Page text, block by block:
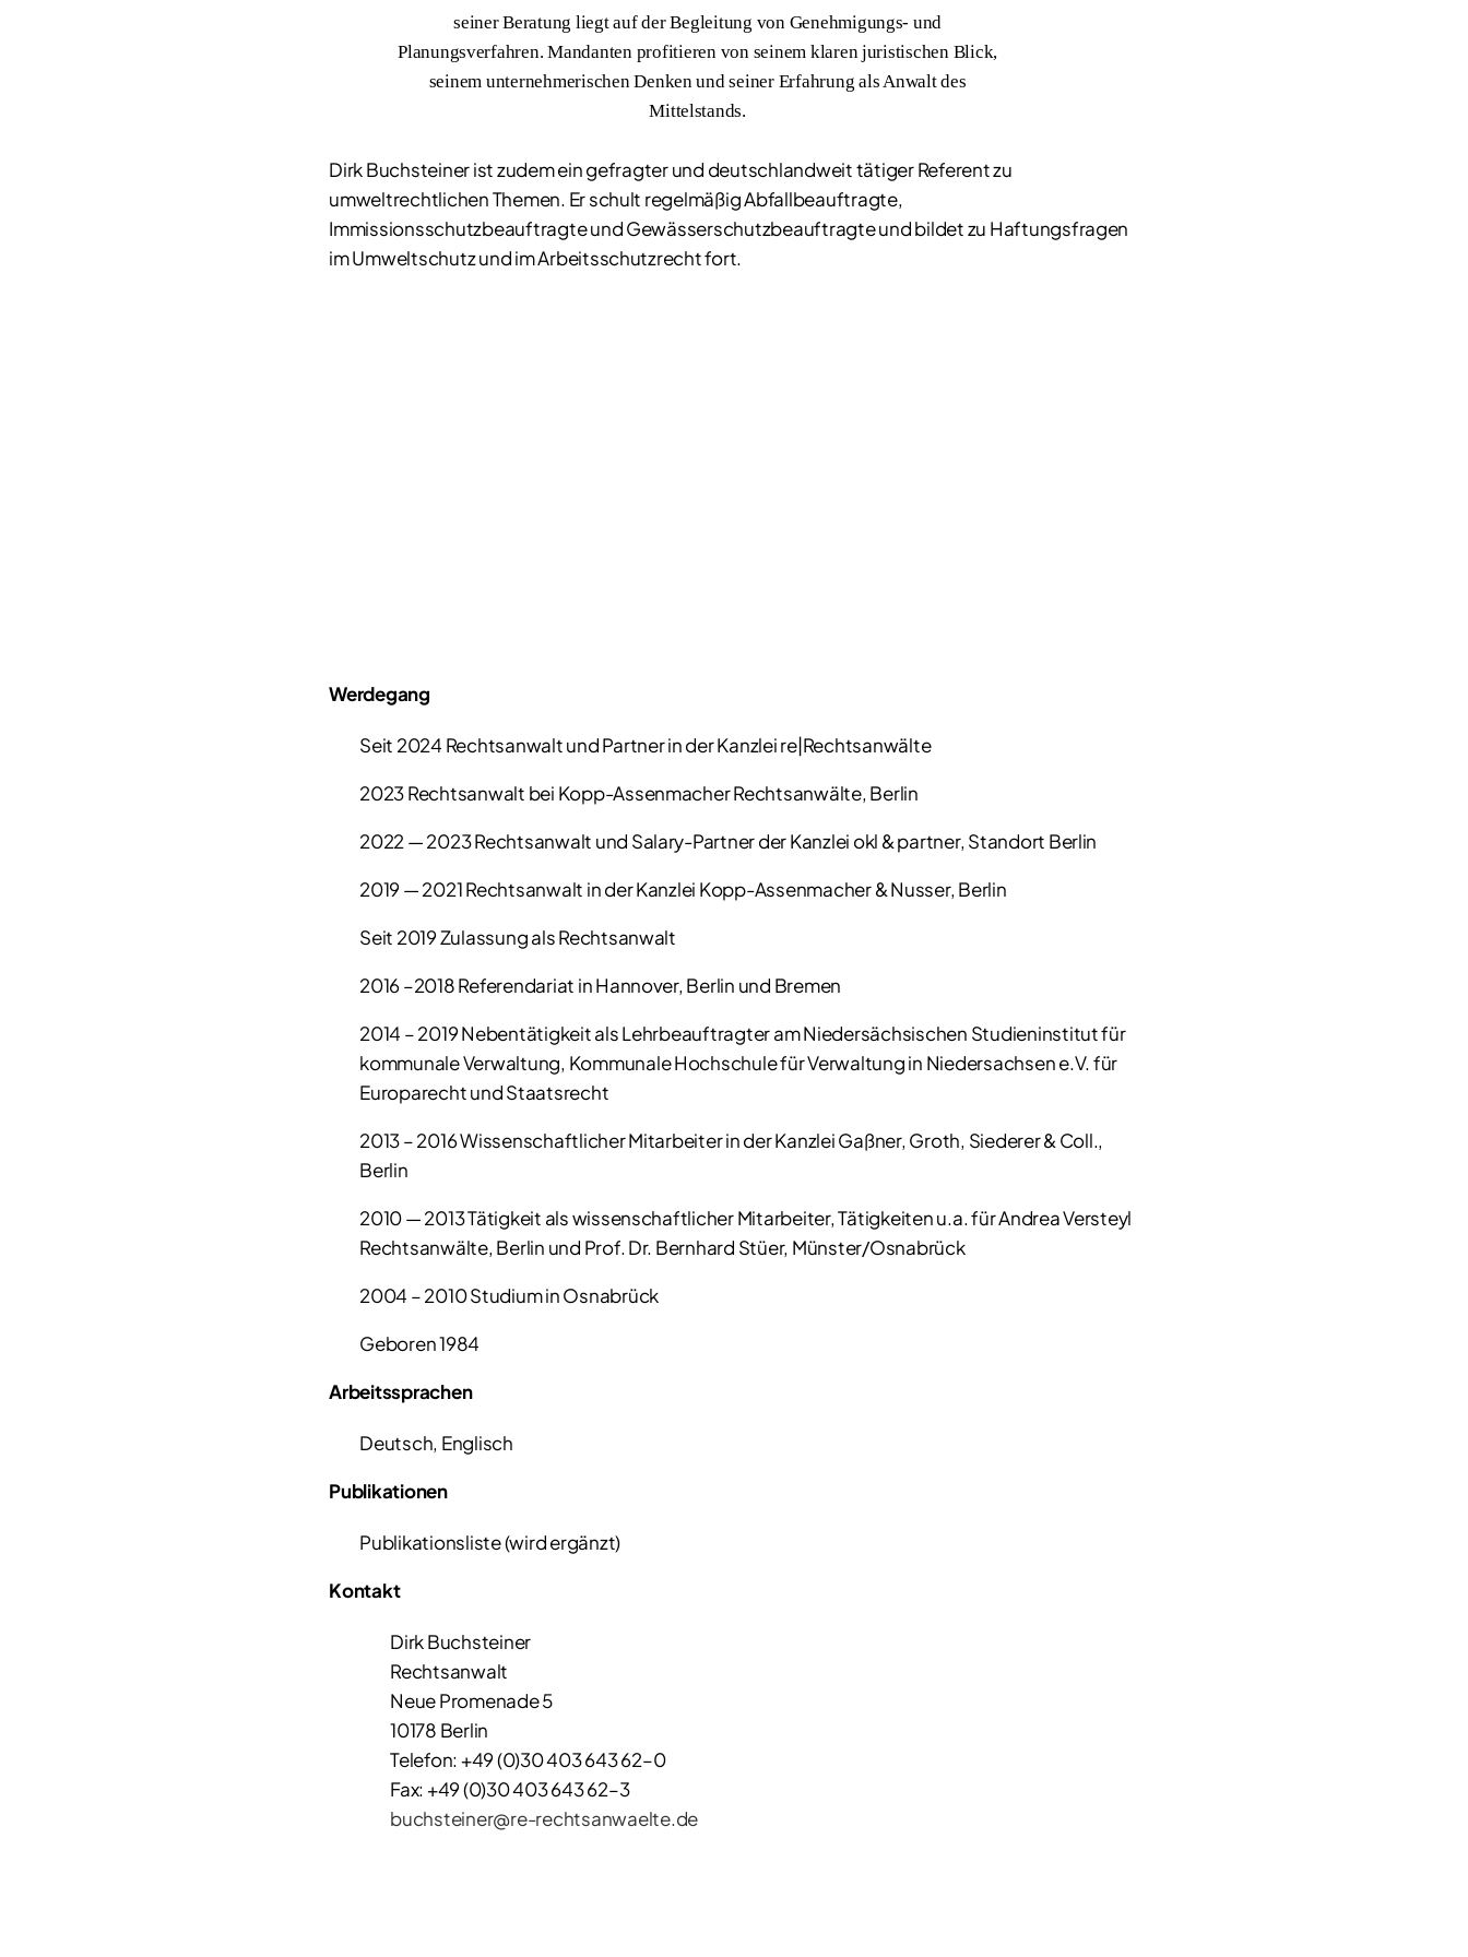
seiner Beratung liegt auf der Begleitung von Genehmigungs- und
Planungsverfahren. Mandanten profitieren von seinem klaren juristischen Blick,
seinem unternehmerischen Denken und seiner Erfahrung als Anwalt des
Mittelstands.
Dirk Buchsteiner ist zudem ein gefragter und deutschlandweit tätiger Referent zu
umweltrechtlichen Themen. Er schult regelmäßig Abfallbeauftragte,
Immissionsschutzbeauftragte und Gewässerschutzbeauftragte und bildet zu Haftungsfragen
im Umweltschutz und im Arbeitsschutzrecht fort.
Werdegang
Seit 2024 Rechtsanwalt und Partner in der Kanzlei re|Rechtsanwälte
2023 Rechtsanwalt bei Kopp-Assenmacher Rechtsanwälte, Berlin
2022 — 2023 Rechtsanwalt und Salary-Partner der Kanzlei okl & partner, Standort Berlin
2019 — 2021 Rechtsanwalt in der Kanzlei Kopp-Assenmacher & Nusser, Berlin
Seit 2019 Zulassung als Rechtsanwalt
2016 –2018 Referendariat in Hannover, Berlin und Bremen
2014 – 2019 Nebentätigkeit als Lehrbeauftragter am Niedersächsischen Studieninstitut für
kommunale Verwaltung, Kommunale Hochschule für Verwaltung in Niedersachsen e.V. für
Europarecht und Staatsrecht
2013 – 2016 Wissenschaftlicher Mitarbeiter in der Kanzlei Gaßner, Groth, Siederer & Coll.,
Berlin
2010 — 2013 Tätigkeit als wissenschaftlicher Mitarbeiter, Tätigkeiten u.a. für Andrea Versteyl
Rechtsanwälte, Berlin und Prof. Dr. Bernhard Stüer, Münster/Osnabrück
2004 – 2010 Studium in Osnabrück
Geboren 1984
Arbeitssprachen
Deutsch, Englisch
Publikationen
Publikationsliste (wird ergänzt)
Kontakt
Dirk Buchsteiner
Rechtsanwalt
Neue Promenade 5
10178 Berlin
Telefon: +49 (0)30 403 643 62–0
Fax: +49 (0)30 403 643 62–3
buchsteiner@re-rechtsanwaelte.de